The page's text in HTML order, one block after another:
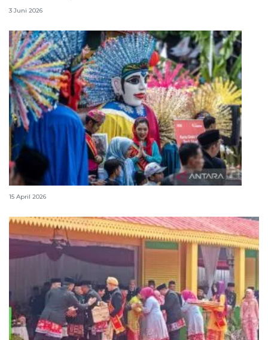
3 Juni 2026
Lebaran Betawi, harmoni tradisi dan kota global
15 April 2026